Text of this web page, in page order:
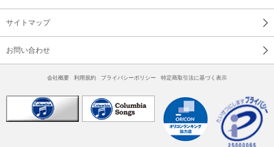
サイトマップ
お問い合わせ
会社概要 利用規約 プライバシーポリシー 特定商取引法に基づく表示